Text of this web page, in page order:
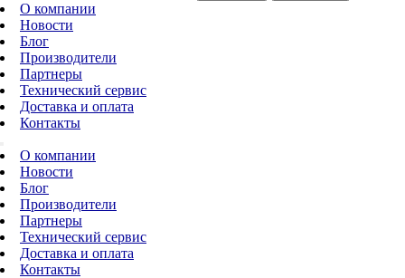
О компании
Новости
Блог
Производители
Партнеры
Технический сервис
Доставка и оплата
Контакты
О компании
Новости
Блог
Производители
Партнеры
Технический сервис
Доставка и оплата
Контакты